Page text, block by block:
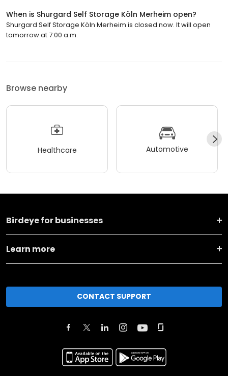
When is Shurgard Self Storage Köln Merheim open?
Shurgard Self Storage Köln Merheim is closed now. It will open
tomorrow at 7:00 a.m.
Browse nearby
Healthcare Automotive
Birdeye for businesses
Learn more
CONTACT SUPPORT